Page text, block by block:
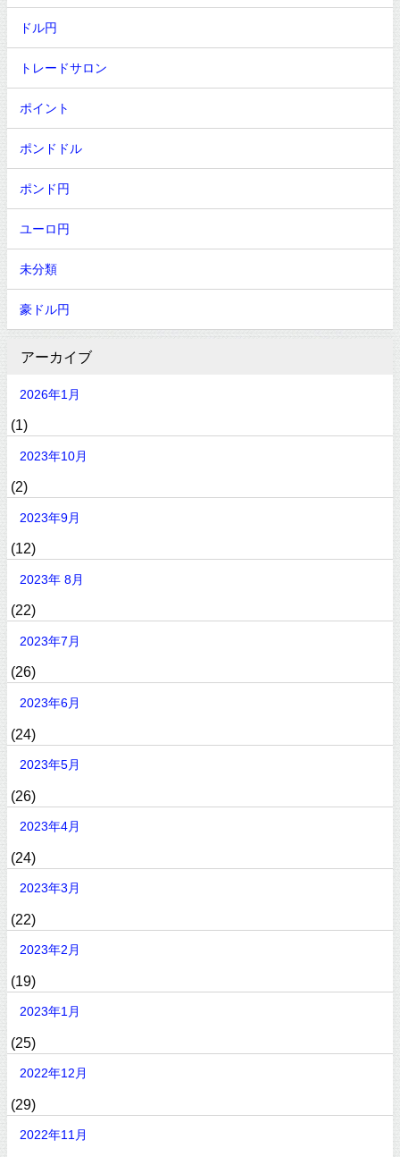
ドル円
トレードサロン
ポイント
ポンドドル
ポンド円
ユーロ円
未分類
豪ドル円
アーカイブ
2026年1月
(1)
2023年10月
(2)
2023年9月
(12)
2023年 8月
(22)
2023年7月
(26)
2023年6月
(24)
2023年5月
(26)
2023年4月
(24)
2023年3月
(22)
2023年2月
(19)
2023年1月
(25)
2022年12月
(29)
2022年11月